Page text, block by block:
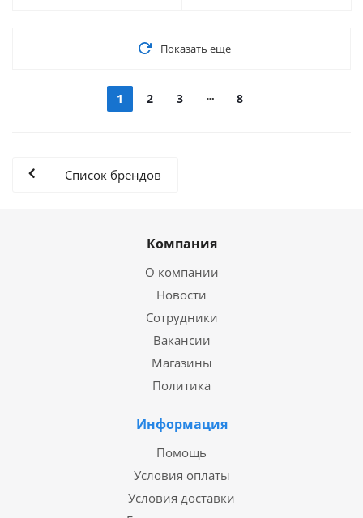
Показать еще
1 2 3 8
Список брендов
Компания
О компании
Новости
Сотрудники
Вакансии
Магазины
Политика
Информация
Помощь
Условия оплаты
Условия доставки